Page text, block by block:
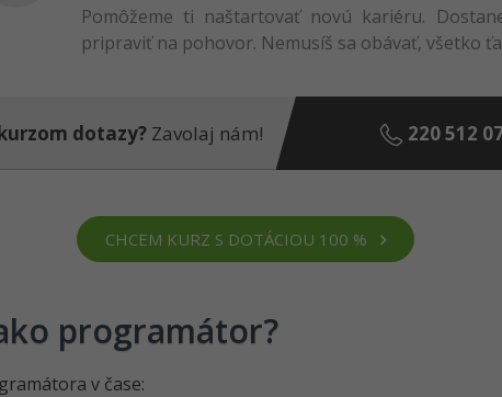
Pomôžeme ti naštartovať novú kariéru.
pripraviť na pohovor. Nemusíš sa obávať, všetko
dotazy?Zavolaj nám! 220 512
CHCEM KURZ S DOTÁCIOU 100 %
programátor?
v čase: